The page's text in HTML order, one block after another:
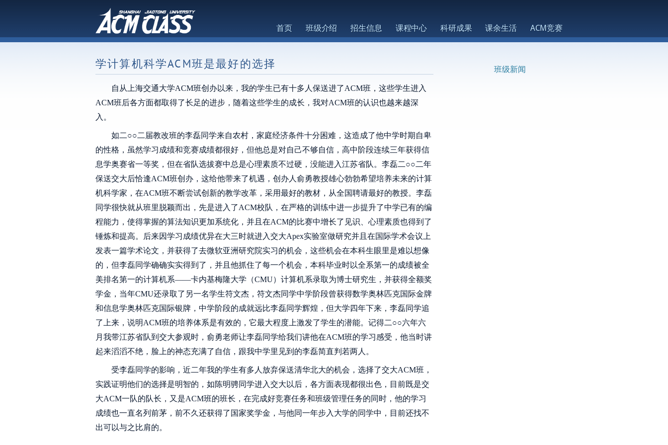
首页 班级介绍 招生信息 课程中心 科研成果 课余生活 ACM竞赛
学计算机科学ACM班是最好的选择
自从上海交通大学ACM班创办以来，我的学生已有十多人保送进了ACM班，这些学生进入
ACM班后各方面都取得了长足的进步，随着这些学生的成长，我对ACM班的认识也越来越深
入。
如二○○二届教改班的李磊同学来自农村，家庭经济条件十分困难，这造成了他中学时期自卑
的性格，虽然学习成绩和竞赛成绩都很好，但他总是对自己不够自信，高中阶段连续三年获得信
息学奥赛省一等奖，但在省队选拔赛中总是心理素质不过硬，没能进入江苏省队。李磊二○○二年
保送交大后恰逢ACM班创办，这给他带来了机遇，创办人俞勇教授雄心勃勃希望培养未来的计算
机科学家，在ACM班不断尝试创新的教学改革，采用最好的教材，从全国聘请最好的教授。李磊
同学很快就从班里脱颖而出，先是进入了ACM校队，在严格的训练中进一步提升了中学已有的编
程能力，使得掌握的算法知识更加系统化，并且在ACM的比赛中增长了见识、心理素质也得到了
锤炼和提高。后来因学习成绩优异在大三时就进入交大Apex实验室做研究并且在国际学术会议上
发表一篇学术论文，并获得了去微软亚洲研究院实习的机会，这些机会在本科生眼里是难以想像
的，但李磊同学确确实实得到了，并且他抓住了每一个机会，本科毕业时以全系第一的成绩被全
美排名第一的计算机系——卡内基梅隆大学（CMU）计算机系录取为博士研究生，并获得全额奖
学金，当年CMU还录取了另一名学生符文杰，符文杰同学中学阶段曾获得数学奥林匹克国际金牌
和信息学奥林匹克国际银牌，中学阶段的成就远比李磊同学辉煌，但大学四年下来，李磊同学追
了上来，说明ACM班的培养体系是有效的，它最大程度上激发了学生的潜能。记得二○○六年六
月我带江苏省队到交大参观时，俞勇老师让李磊同学给我们讲他在ACM班的学习感受，他当时讲
起来滔滔不绝，脸上的神态充满了自信，跟我中学里见到的李磊简直判若两人。
受李磊同学的影响，近二年我的学生有多人放弃保送清华北大的机会，选择了交大ACM班，
实践证明他们的选择是明智的，如陈明骋同学进入交大以后，各方面表现都很出色，目前既是交
大ACM一队的队长，又是ACM班的班长，在完成好竞赛任务和班级管理任务的同时，他的学习
成绩也一直名列前茅，前不久还获得了国家奖学金，与他同一年步入大学的同学中，目前还找不
出可以与之比肩的。
班级新闻